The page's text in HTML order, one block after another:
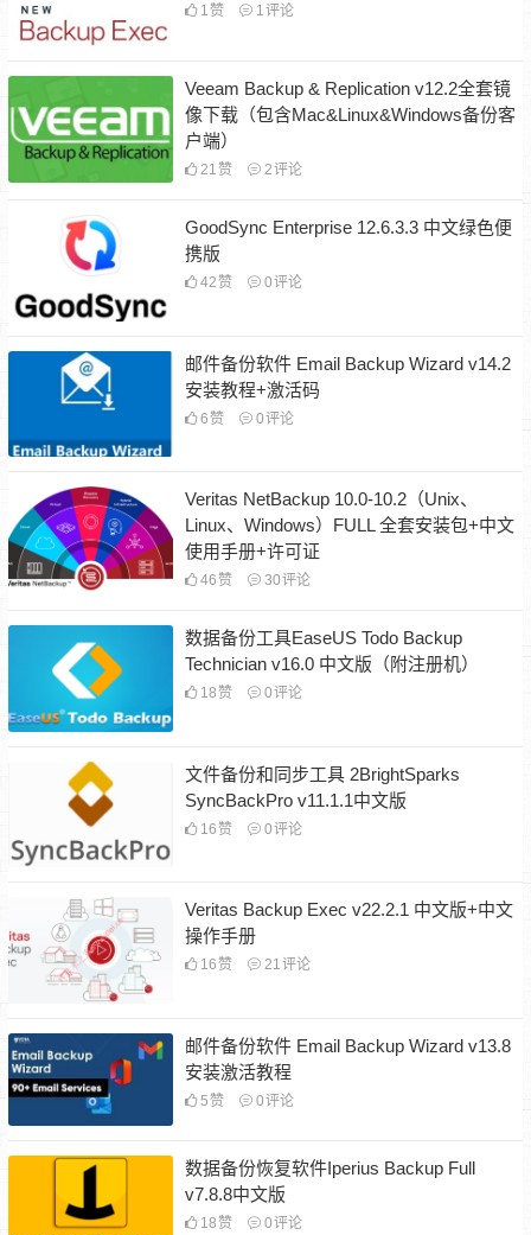
1 赞 1评论
Veeam Backup & Replication v12.2全套镜
像下载（包含Mac&Linux&Windows备份客
户端）
21 赞 2评论
GoodSync Enterprise 12.6.3.3 中文绿色便
携版
42 赞 0评论
邮件备份软件 Email Backup Wizard v14.2
安装教程+激活码
6 赞 0评论
Veritas NetBackup 10.0-10.2（Unix、
Linux、Windows）FULL 全套安装包+中文
使用手册+许可证
46 赞 30评论
数据备份工具EaseUS Todo Backup
Technician v16.0 中文版（附注册机）
18 赞 0评论
文件备份和同步工具 2BrightSparks
SyncBackPro v11.1.1中文版
16 赞 0评论
Veritas Backup Exec v22.2.1 中文版+中文
操作手册
16 赞 21评论
邮件备份软件 Email Backup Wizard v13.8
安装激活教程
5 赞 0评论
数据备份恢复软件Iperius Backup Full
v7.8.8中文版
18 赞 0评论